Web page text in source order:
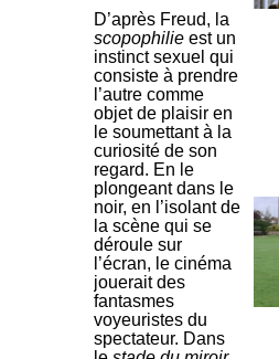
D’après Freud, la
scopophilie est un
instinct sexuel qui
consiste à prendre
l’autre comme
objet de plaisir en
le soumettant à la
curiosité de son
regard. En le
plongeant dans le
noir, en l’isolant de
la scène qui se
déroule sur
l’écran, le cinéma
jouerait des
fantasmes
voyeuristes du
spectateur. Dans